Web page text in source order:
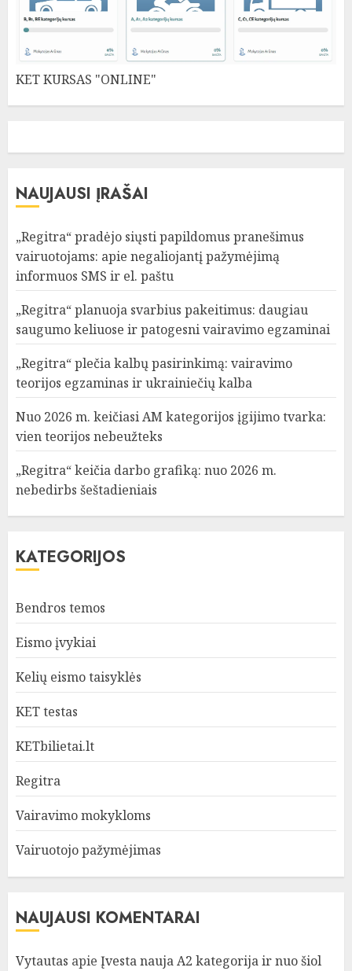
KET KURSAS "ONLINE"
NAUJAUSI ĮRAŠAI
„Regitra“ pradėjo siųsti papildomus pranešimus
vairuotojams: apie negaliojantį pažymėjimą
informuos SMS ir el. paštu
„Regitra“ planuoja svarbius pakeitimus: daugiau
saugumo keliuose ir patogesni vairavimo egzaminai
„Regitra“ plečia kalbų pasirinkimą: vairavimo
teorijos egzaminas ir ukrainiečių kalba
Nuo 2026 m. keičiasi AM kategorijos įgijimo tvarka:
vien teorijos nebeužteks
„Regitra“ keičia darbo grafiką: nuo 2026 m.
nebedirbs šeštadieniais
KATEGORIJOS
Bendros temos
Eismo įvykiai
Kelių eismo taisyklės
KET testas
KETbilietai.lt
Regitra
Vairavimo mokykloms
Vairuotojo pažymėjimas
NAUJAUSI KOMENTARAI
Vytautas apie Įvesta nauja A2 kategorija ir nuo šiol